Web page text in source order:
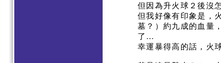
但因為升火球２後沒
但我好像有印象是，
墓？）約九成的血量
了…
幸運暴得高的話，火